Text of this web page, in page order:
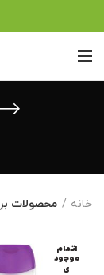
خانه محصولات
اتمام
موجود
ی